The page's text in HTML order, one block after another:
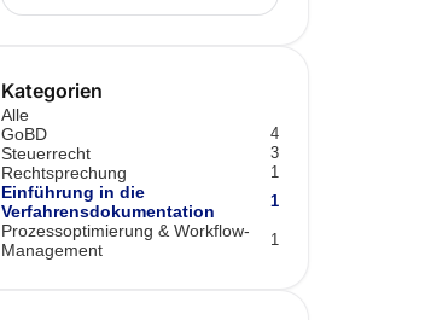
Kategorien
Alle
GoBD
4
Steuerrecht 3
Rechtsprechung 1
Einführung in die
Verfahrensdokumentation
1
Prozessoptimierung & Workflow-
Management
1